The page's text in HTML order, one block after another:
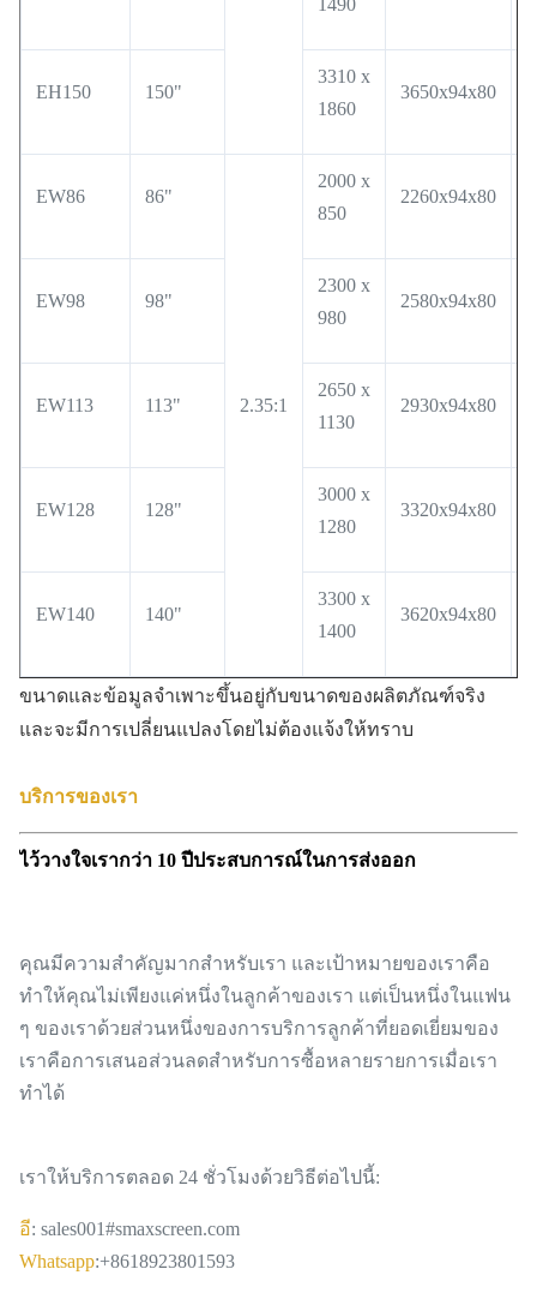
1490
EH150 150"
3310 x
1860
3650x94x80
EW86 86"
2.35:1
2000 x
850
2260x94x80
EW98 98"
2300 x
980
2580x94x80
EW113 113"
2650 x
1130
2930x94x80
EW128 128"
3000 x
1280
3320x94x80
EW140 140"
3300 x
1400
3620x94x80
ขนาดและข้อมูลจำเพาะขึ้นอยู่กับขนาดของผลิตภัณฑ์จริง
และจะมีการเปลี่ยนแปลงโดยไม่ต้องแจ้งให้ทราบ
บริการของเรา
ไว้วางใจเรากว่า 10 ปีประสบการณ์ในการส่งออก
คุณมีความสำคัญมากสำหรับเรา และเป้าหมายของเราคือ
ทำให้คุณไม่เพียงแค่หนึ่งในลูกค้าของเรา แต่เป็นหนึ่งในแฟน
ๆ ของเราด้วยส่วนหนึ่งของการบริการลูกค้าที่ยอดเยี่ยมของ
เราคือการเสนอส่วนลดสำหรับการซื้อหลายรายการเมื่อเรา
ทำได้
เราให้บริการตลอด 24 ชั่วโมงด้วยวิธีต่อไปนี้:
อี: sales001#smaxscreen.com
Whatsapp:+8618923801593